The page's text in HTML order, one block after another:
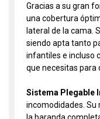
Gracias a su gran
una cobertura
lateral de la cama.
siendo apta tanto
infantiles e incluso
que necesitas para
Sistema Plegable
incomodidades.
la baranda